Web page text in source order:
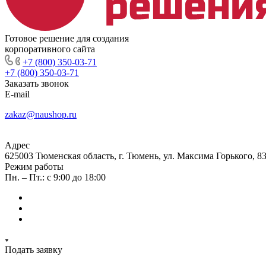
Готовое решение для создания
корпоративного сайта
+7 (800) 350-03-71
+7 (800) 350-03-71
Заказать звонок
E-mail
zakaz@naushop.ru
Адрес
625003 Тюменская область, г. Тюмень, ул. Максима Горького,
Режим работы
Пн. – Пт.: с 9:00 до 18:00
Подать заявку